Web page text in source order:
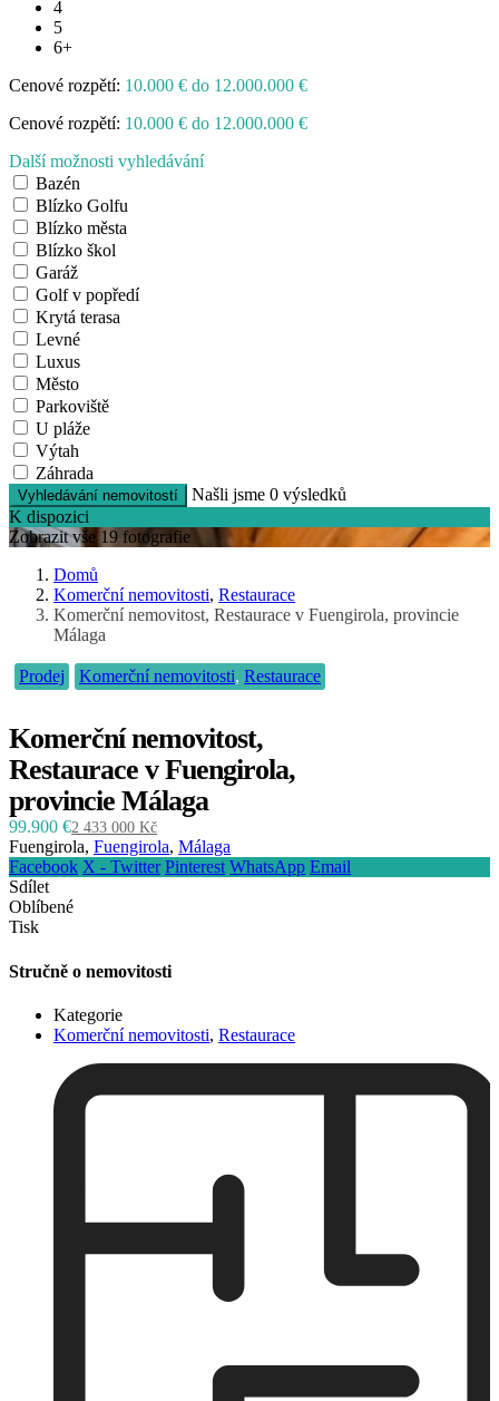
4
5
6+
Cenové rozpětí: 10.000 € do 12.000.000 €
Cenové rozpětí: 10.000 € do 12.000.000 €
Další možnosti vyhledávání
Bazén
Blízko Golfu
Blízko města
Blízko škol
Garáž
Golf v popředí
Krytá terasa
Levné
Luxus
Město
Parkoviště
U pláže
Výtah
Záhrada
Vyhledávání nemovitostí Našli jsme0 výsledků
K dispozici
Zobrazit vše 19 fotografie
Domů
Komerční nemovitosti,Restaurace
Komerční nemovitost, Restaurace v Fuengirola, provincie
Málaga
Prodej Komerční nemovitosti,Restaurace
Komerční nemovitost,
Restaurace v Fuengirola,
provincie Málaga
99.900 €2 433 000 Kč
Fuengirola,Fuengirola,Málaga
Facebook X - Twitter Pinterest WhatsApp Email
Sdílet
Oblíbené
Tisk
Stručně o nemovitosti
Kategorie
Komerční nemovitosti,Restaurace